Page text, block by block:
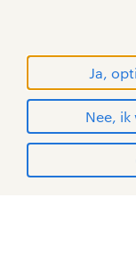
Ja,
Nee,
sitemap
RANDSTAD,
WORLD OF
handelsmerken